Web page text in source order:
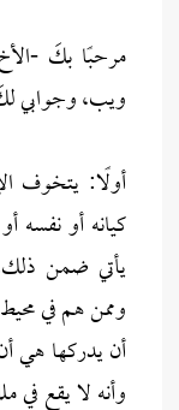
مرحبًا بكَ -
ويب، وجوابي
أولًا: يتخوف
كيانه أو نفسه
يأتي ضمن
وممن هم في
أن يدركها هي
وأنه لا يقع في